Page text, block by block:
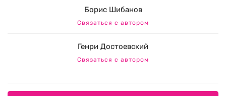
Борис Шибанов
Связаться с автором
Генри Достоевский
Связаться с автором